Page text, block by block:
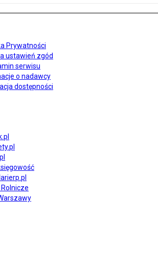
Prywatności
ustawień zgód
serwisu
o nadawcy
dostępności